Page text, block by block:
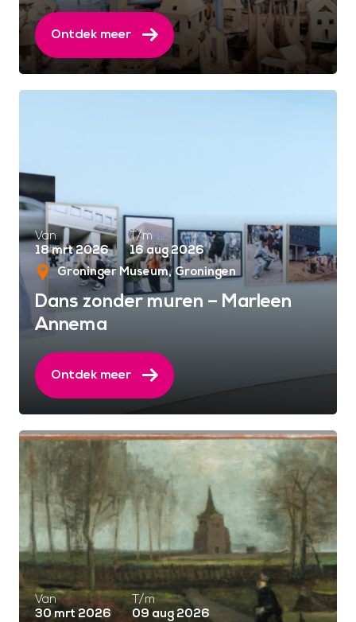
Ontdek meer
Van
18 mrt 2026
T/m
16 aug 2026
Groninger Museum Groningen
Dans zonder muren – Marleen
Annema
Ontdek meer
Van
30 mrt 2026
T/m
09 aug 2026